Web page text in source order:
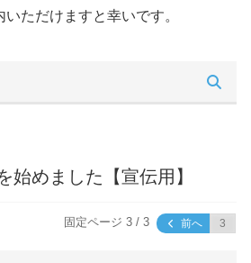
ただけますと幸いです。
始めました【宣伝用】
固定ページ 3 / 3 前へ